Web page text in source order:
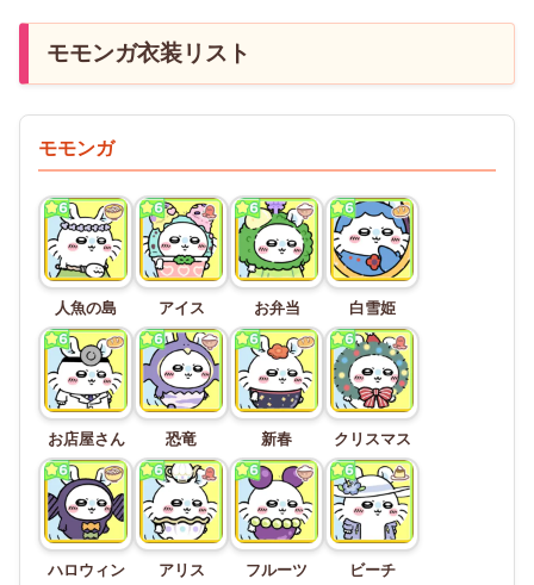
モモンガ衣装リスト
モモンガ
人魚の島 アイス お弁当 白雪姫
お店屋さん 恐竜 新春 クリスマス
ハロウィン アリス フルーツ ビーチ